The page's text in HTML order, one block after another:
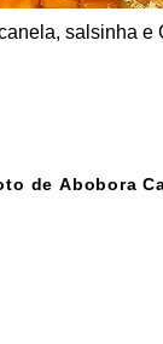
salsinha e
de Abobora